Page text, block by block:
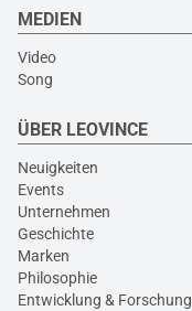
MEDIEN
Video
Song
ÜBER LEOVINCE
Neuigkeiten
Events
Unternehmen
Geschichte
Marken
Philosophie
Entwicklung & Forschung